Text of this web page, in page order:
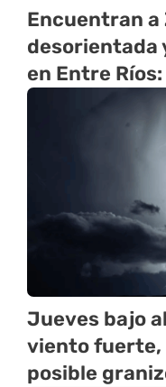
Encuentran a
desorientada
en Entre
Jueves bajo
viento
posible